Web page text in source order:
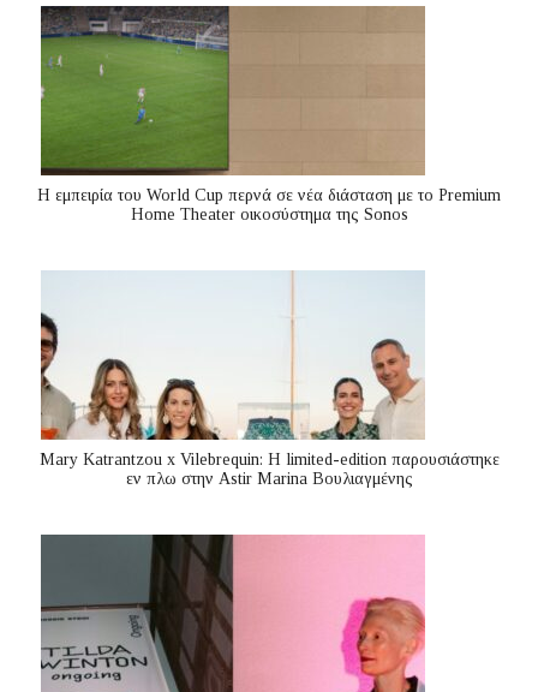
Η εμπειρία του World Cup περνά σε νέα διάσταση με το Premium
Home Theater οικοσύστημα της Sonos
Mary Katrantzou x Vilebrequin: Η limited-edition παρουσιάστηκε
εν πλω στην Astir Marina Βουλιαγμένης